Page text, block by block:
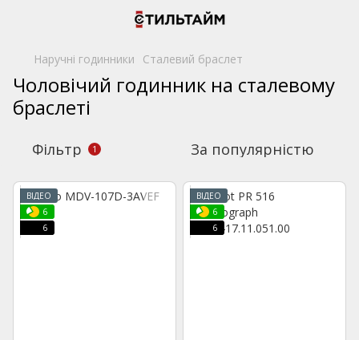
Наручні годинники Сталевий браслет
Чоловічий годинник на сталевому
браслеті
Фільтр 1 За популярністю
ВІДЕО
6
6
ВІДЕО
6
6